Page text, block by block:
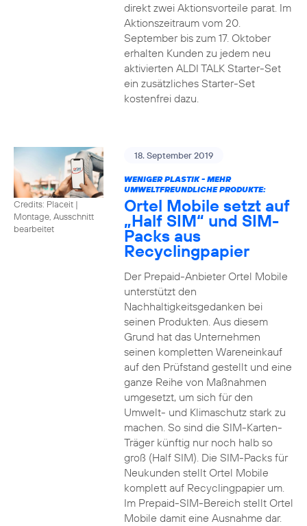
direkt zwei Aktionsvorteile parat. Im
Aktionszeitraum vom 20.
September bis zum 17. Oktober
erhalten Kunden zu jedem neu
aktivierten ALDI TALK Starter-Set
ein zusätzliches Starter-Set
kostenfrei dazu.
Credits: Placeit |
Montage, Ausschnitt
bearbeitet
18. September 2019
WENIGER PLASTIK - MEHR
UMWELTFREUNDLICHE PRODUKTE:
Ortel Mobile setzt auf
„Half SIM“ und SIM-
Packs aus
Recyclingpapier
Der Prepaid-Anbieter Ortel Mobile
unterstützt den
Nachhaltigkeitsgedanken bei
seinen Produkten. Aus diesem
Grund hat das Unternehmen
seinen kompletten Wareneinkauf
auf den Prüfstand gestellt und eine
ganze Reihe von Maßnahmen
umgesetzt, um sich für den
Umwelt- und Klimaschutz stark zu
machen. So sind die SIM-Karten-
Träger künftig nur noch halb so
groß (Half SIM). Die SIM-Packs für
Neukunden stellt Ortel Mobile
komplett auf Recyclingpapier um.
Im Prepaid-SIM-Bereich stellt Ortel
Mobile damit eine Ausnahme dar.